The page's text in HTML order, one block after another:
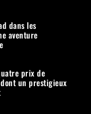
dans les
aventure
prix de
un prestigieux